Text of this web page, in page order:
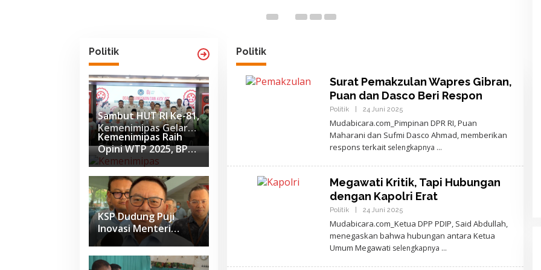
Politik
Sambut HUT RI Ke-81,
Kemenimipas Gelar
Doa Lintas Agama
dan Paparkan
Capaian Semester I
2026
Kemenimipas Raih
Opini WTP 2025, BPK
Apresiasi Penguatan
Tata Kelola
Keuangan
KSP Dudung Puji
Inovasi Menteri
Imipas Ubah Wajah
Nusakambangan
Politik
Surat Pemakzulan Wapres Gibran,
Puan dan Dasco Beri Respon
Politik 24 Juni 2025
E
H
J
D
E
W
A
N
R
A
Mudabicara.com_Pimpinan DPR RI, Puan
Maharani dan Sufmi Dasco Ahmad, memberikan
respons terkait selengkapnya
Megawati Kritik, Tapi Hubungan
dengan Kapolri Erat
Politik 24 Juni 2025
E
H
J
Mudabicara.com_Ketua DPP PDIP, Said Abdullah,
menegaskan bahwa hubungan antara Ketua
Umum Megawati selengkapnya